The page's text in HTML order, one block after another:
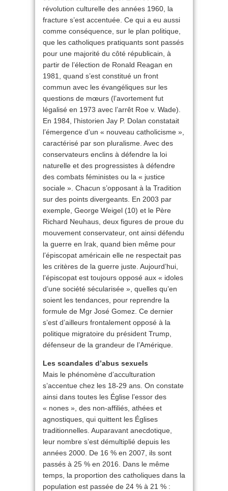
révolution culturelle des années 1960, la
fracture s’est accentuée. Ce qui a eu aussi
comme conséquence, sur le plan politique,
que les catholiques pratiquants sont passés
pour une majorité du côté républicain, à
partir de l’élection de Ronald Reagan en
1981, quand s’est constitué un front
commun avec les évangéliques sur les
questions de mœurs (l’avortement fut
légalisé en 1973 avec l’arrêt Roe v. Wade).
En 1984, l’historien Jay P. Dolan constatait
l’émergence d’un « nouveau catholicisme »,
caractérisé par son pluralisme. Avec des
conservateurs enclins à défendre la loi
naturelle et des progressistes à défendre
des combats féministes ou la « justice
sociale ». Chacun s’opposant à la Tradition
sur des points divergeants. En 2003 par
exemple, George Weigel (10) et le Père
Richard Neuhaus, deux figures de proue du
mouvement conservateur, ont ainsi défendu
la guerre en Irak, quand bien même pour
l’épiscopat américain elle ne respectait pas
les critères de la guerre juste. Aujourd’hui,
l’épiscopat est toujours opposé aux « idoles
d’une société sécularisée », quelles qu’en
soient les tendances, pour reprendre la
formule de Mgr José Gomez. Ce dernier
s’est d’ailleurs frontalement opposé à la
politique migratoire du président Trump,
défenseur de la grandeur de l’Amérique.
Les scandales d’abus sexuels
Mais le phénomène d’acculturation
s’accentue chez les 18-29 ans. On constate
ainsi dans toutes les Église l’essor des
« nones », des non-affiliés, athées et
agnostiques, qui quittent les Églises
traditionnelles. Auparavant anecdotique,
leur nombre s’est démultiplié depuis les
années 2000. De 16 % en 2007, ils sont
passés à 25 % en 2016. Dans le même
temps, la proportion des catholiques dans la
population est passée de 24 % à 21 % :